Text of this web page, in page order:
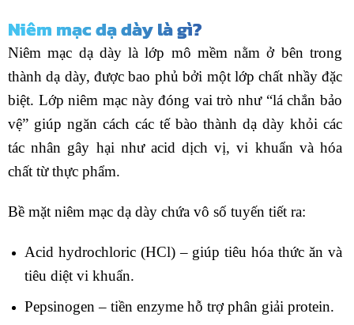
Niêm mạc dạ dày là gì?
Niêm mạc dạ dày là lớp mô mềm nằm ở bên trong
thành dạ dày, được bao phủ bởi một lớp chất nhầy đặc
biệt. Lớp niêm mạc này đóng vai trò như “lá chắn bảo
vệ” giúp ngăn cách các tế bào thành dạ dày khỏi các
tác nhân gây hại như acid dịch vị, vi khuẩn và hóa
chất từ thực phẩm.
Bề mặt niêm mạc dạ dày chứa vô số tuyến tiết ra:
Acid hydrochloric (HCl) – giúp tiêu hóa thức ăn và
tiêu diệt vi khuẩn.
Pepsinogen – tiền enzyme hỗ trợ phân giải protein.